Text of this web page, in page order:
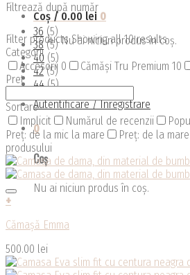
Coș / 0.00 lei 0
Nu ai niciun produs în coș.
Autentificare / Înregistrare
0
Coș
Nu ai niciun produs în coș.
Filtrează după număr
36 (5)
38 (5)
40 (5)
42 (5)
44 (5)
Filter productsShowing all 10 results
Categorii
Accesorii 0 Cămăși Tru Premium 10
Pret
Sortare
Implicit
Numărul de recenzii
Preț: de la mic la mare
Preț: de la
produsului
+
produs
mai
multe
Cămașă Emma
500.00 lei